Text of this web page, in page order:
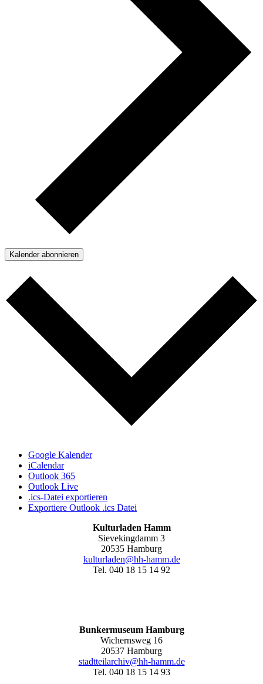
Kalender abonnieren
Google Kalender
iCalendar
Outlook 365
Outlook Live
.ics-Datei exportieren
Exportiere Outlook .ics Datei
Kulturladen Hamm
Sievekingdamm 3
20535 Hamburg
kulturladen@hh-hamm.de
Tel. 040 18 15 14 92
Bunkermuseum Hamburg
Wichernsweg 16
20537 Hamburg
stadtteilarchiv@hh-hamm.de
Tel. 040 18 15 14 93